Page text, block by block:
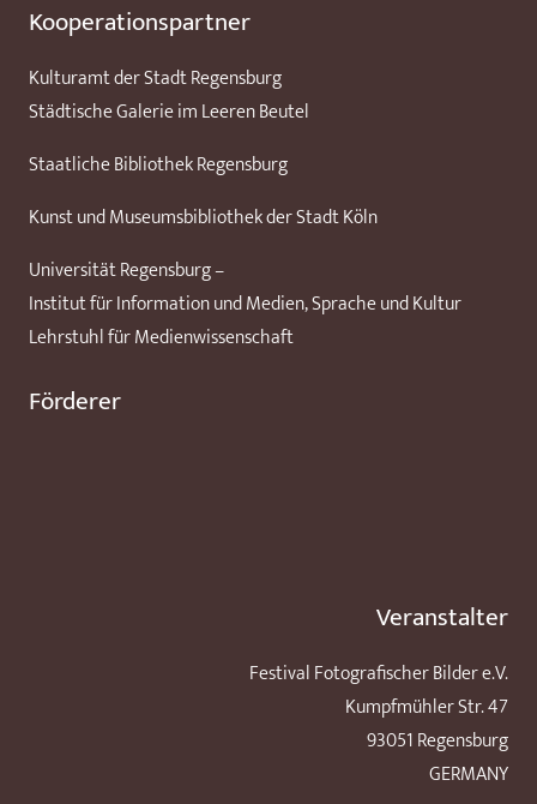
Kooperationspartner
Kulturamt der Stadt Regensburg
Städtische Galerie im Leeren Beutel
Staatliche Bibliothek Regensburg
Kunst und Museumsbibliothek der Stadt Köln
Universität Regensburg –
Institut für Information und Medien, Sprache und Kultur
Lehrstuhl für Medienwissenschaft
Förderer
Veranstalter
Festival Fotografischer Bilder e.V.
Kumpfmühler Str. 47
93051 Regensburg
GERMANY